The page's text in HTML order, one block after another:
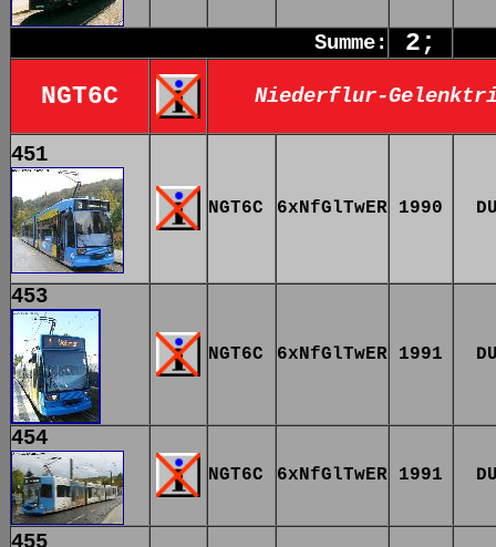
Summe:
2;
NGT6C
Niederflur-
451
NGT6C 6xNfGlTwER 1990
453
NGT6C 6xNfGlTwER 1991
454
NGT6C 6xNfGlTwER 1991